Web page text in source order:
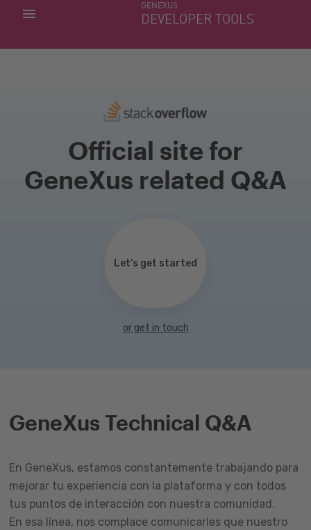
GENEXUS
DEVELOPER TOOLS
MIS APLICACIONES
Official site for
GeneXus related Q&A
Let’s get started
or get in touch
GeneXus Technical Q&A
En GeneXus, estamos constantemente trabajando para
mejorar tu experiencia con la plataforma y con todos
tus puntos de interacción con nuestra comunidad.
En esa línea, nos complace comunicarles que nuestro